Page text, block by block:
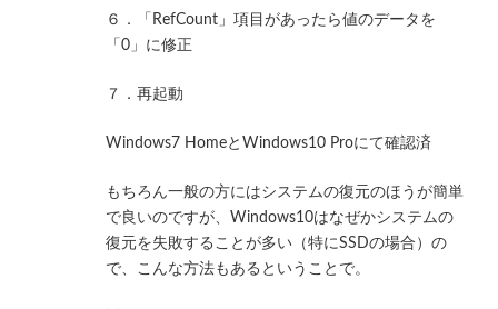
６．「RefCount」項目があったら値のデータを
「0」に修正
７．再起動
Windows7 HomeとWindows10 Proにて確認済
もちろん一般の方にはシステムの復元のほうが簡単
で良いのですが、Windows10はなぜかシステムの
復元を失敗することが多い（特にSSDの場合）の
で、こんな方法もあるということで。